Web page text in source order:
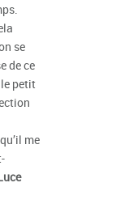
se
de ce
le petit
me